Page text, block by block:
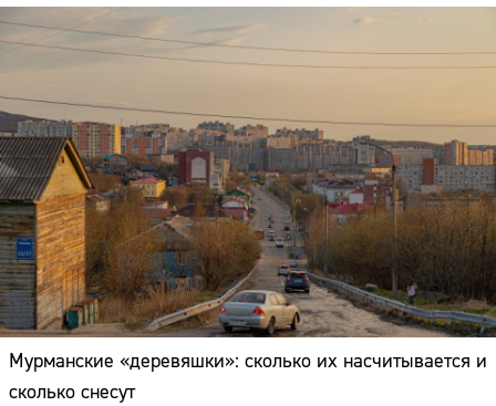
Мурманские «деревяшки»: сколько их насчитывается и
сколько снесут